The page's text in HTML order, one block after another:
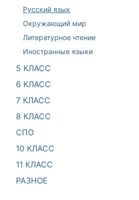
Русский язык
Окружающий мир
Литературное чтение
Иностранные языки
5 КЛАСС
6 КЛАСС
7 КЛАСС
8 КЛАСС
СПО
10 КЛАСС
11 КЛАСС
РАЗНОЕ